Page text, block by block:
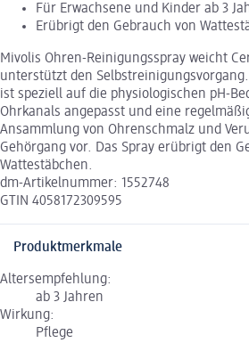
Für Erwachsene und Kinder ab 3
Erübrigt den Gebrauch von
Mivolis Ohren-Reinigungsspray weicht
unterstützt den
ist speziell auf die physiologischen pH-
Ohrkanals angepasst und eine
Ansammlung von Ohrenschmalz und
Gehörgang vor. Das Spray erübrigt den
Wattestäbchen.
dm-Artikelnummer: 1552748
GTIN 4058172309595
Produktmerkmale
Altersempfehlung:
ab 3 Jahren
Wirkung:
Pflege